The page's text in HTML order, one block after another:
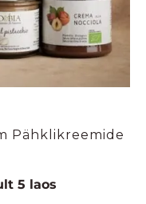
Pähklikreemide
5 laos